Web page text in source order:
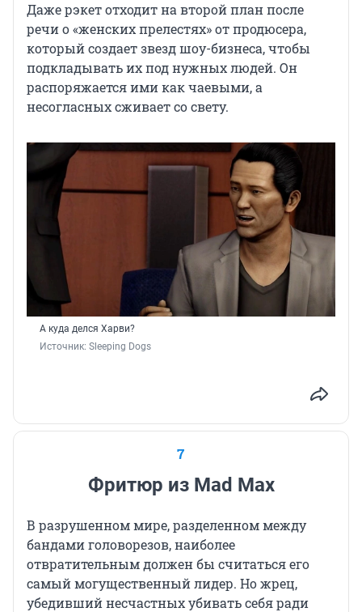
Даже рэкет отходит на второй план после
речи о «женских прелестях» от продюсера,
который создает звезд шоу-бизнеса, чтобы
подкладывать их под нужных людей. Он
распоряжается ими как чаевыми, а
несогласных сживает со свету.
А куда делся Харви?
Источник: Sleeping Dogs
7
Фритюр из Mad Max
В разрушенном мире, разделенном между
бандами головорезов, наиболее
отвратительным должен бы считаться его
самый могущественный лидер. Но жрец,
убедивший несчастных убивать себя ради